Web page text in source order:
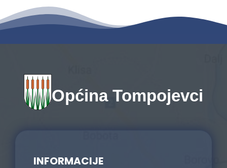
Općina Tompojevci
INFORMACIJE